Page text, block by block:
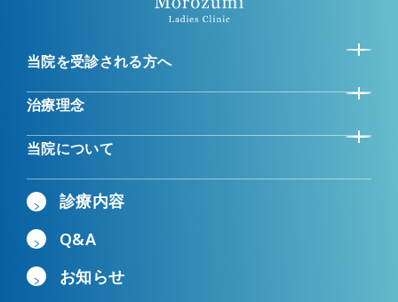
当院を受診される方へ
治療理念
当院について
診療内容
Q&A
お知らせ